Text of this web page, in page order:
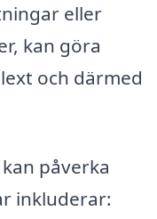
eller
kan göra
och därmed
påverka
inkluderar: